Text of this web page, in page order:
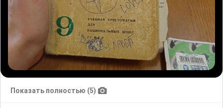
Показать полностью (5)